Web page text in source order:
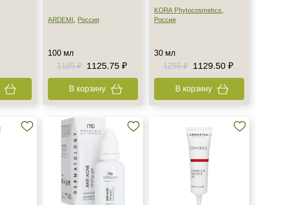
ARDEMI , Россия
100 мл
1185 ₽
1125.75 ₽
В корзину
KORA Phytocosmetics,
Россия
30 мл
1255 ₽
1129.50 ₽
В корзину